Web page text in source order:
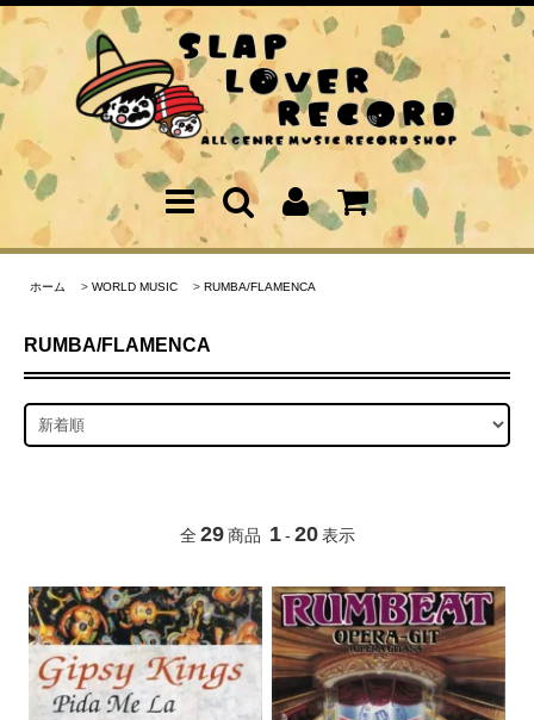
ホーム > WORLD MUSIC > RUMBA/FLAMENCA
RUMBA/FLAMENCA
全 29 商品 1 - 20 表示